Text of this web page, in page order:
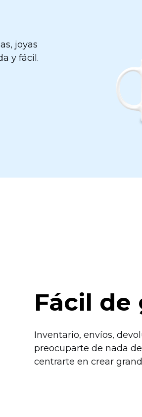
joyas
y fácil.
Fácil
Inventario, envíos,
preocuparte de nada
centrarte en crear